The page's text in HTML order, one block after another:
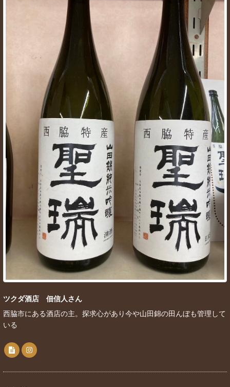
ツクダ酒店 佃信人さん
西脇市にある酒店の主。探求心があり今や山田錦の田んぼも管理して
いる